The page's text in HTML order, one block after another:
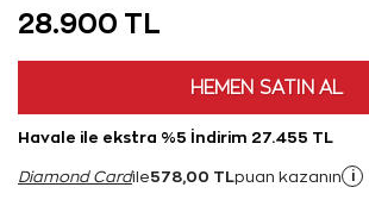
28.900 TL
HEMEN SATIN AL
Havale ile ekstra %5 İndirim 27.455 TL
Diamond Cardile578,00 TL puan kazanın i